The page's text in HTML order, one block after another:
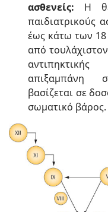
ασθενείς: Η
παιδιατρικούς
έως κάτω των 18
από
απιξαμπάνη
βασίζεται σε
σωματικό βάρος.